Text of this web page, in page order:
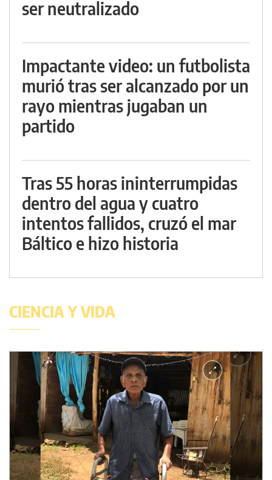
ser neutralizado
Impactante video: un futbolista
murió tras ser alcanzado por un
rayo mientras jugaban un
partido
Tras 55 horas ininterrumpidas
dentro del agua y cuatro
intentos fallidos, cruzó el mar
Báltico e hizo historia
CIENCIA Y VIDA